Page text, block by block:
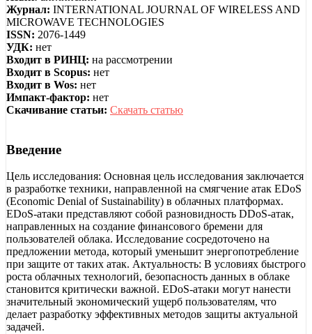
Журнал: INTERNATIONAL JOURNAL OF WIRELESS AND
MICROWAVE TECHNOLOGIES
ISSN: 2076-1449
УДК: нет
Входит в РИНЦ: на рассмотрении
Входит в Scopus: нет
Входит в Wos: нет
Импакт-фактор: нет
Скачивание статьи: Скачать статью
Введение
Цель исследования: Основная цель исследования заключается
в разработке техники, направленной на смягчение атак EDoS
(Economic Denial of Sustainability) в облачных платформах.
EDoS-атаки представляют собой разновидность DDoS-атак,
направленных на создание финансового бремени для
пользователей облака. Исследование сосредоточено на
предложении метода, который уменьшит энергопотребление
при защите от таких атак. Актуальность: В условиях быстрого
роста облачных технологий, безопасность данных в облаке
становится критически важной. EDoS-атаки могут нанести
значительный экономический ущерб пользователям, что
делает разработку эффективных методов защиты актуальной
задачей.